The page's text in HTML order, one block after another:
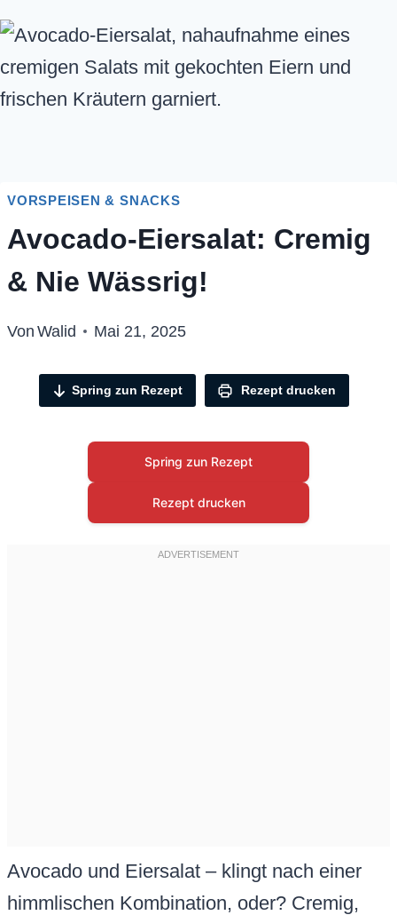
VORSPEISEN & SNACKS
Avocado-Eiersalat: Cremig
& Nie Wässrig!
Von Walid Mai 21, 2025
Spring zun Rezept Rezept drucken
Spring zun Rezept
Rezept drucken
Avocado und Eiersalat – klingt nach einer
himmlischen Kombination, oder? Cremig,